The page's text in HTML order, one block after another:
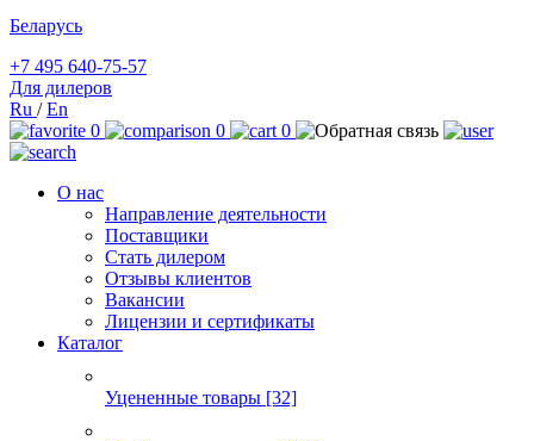
Беларусь
+7 495 640-75-57
Для дилеров
Ru /En
0
0 0
О нас
Направление деятельности
Поставщики
Стать дилером
Отзывы клиентов
Вакансии
Лицензии и сертификаты
Каталог
Уцененные товары [32]